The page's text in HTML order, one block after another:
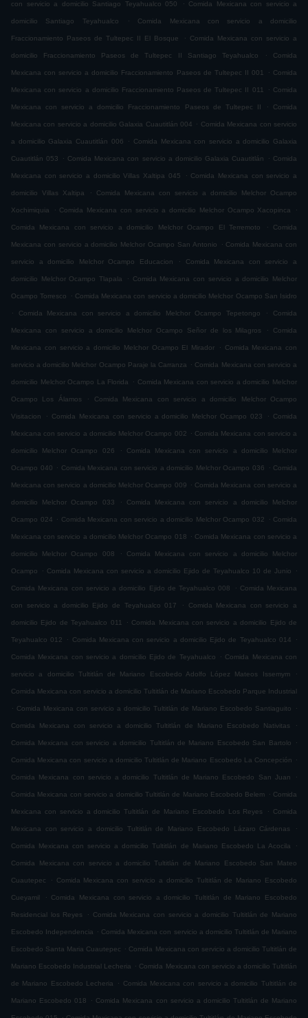
con servicio a domicilio Santiago Teyahualco 050 . Comida Mexicana con servicio a
domicilio Santiago Teyahualco . Comida Mexicana con servicio a domicilio
Fraccionamiento Paseos de Tultepec II El Bosque . Comida Mexicana con servicio a
domicilio Fraccionamiento Paseos de Tultepec II Santiago Teyahualco . Comida
Mexicana con servicio a domicilio Fraccionamiento Paseos de Tultepec II 001 . Comida
Mexicana con servicio a domicilio Fraccionamiento Paseos de Tultepec II 011 . Comida
Mexicana con servicio a domicilio Fraccionamiento Paseos de Tultepec II . Comida
Mexicana con servicio a domicilio Galaxia Cuautitlán 004 . Comida Mexicana con servicio
a domicilio Galaxia Cuautitlán 006 . Comida Mexicana con servicio a domicilio Galaxia
Cuautitlán 053 . Comida Mexicana con servicio a domicilio Galaxia Cuautitlán . Comida
Mexicana con servicio a domicilio Villas Xaltipa 045 . Comida Mexicana con servicio a
domicilio Villas Xaltipa . Comida Mexicana con servicio a domicilio Melchor Ocampo
Xochimiquia . Comida Mexicana con servicio a domicilio Melchor Ocampo Xacopinca .
Comida Mexicana con servicio a domicilio Melchor Ocampo El Terremoto . Comida
Mexicana con servicio a domicilio Melchor Ocampo San Antonio . Comida Mexicana con
servicio a domicilio Melchor Ocampo Educacion . Comida Mexicana con servicio a
domicilio Melchor Ocampo Tlapala . Comida Mexicana con servicio a domicilio Melchor
Ocampo Torresco . Comida Mexicana con servicio a domicilio Melchor Ocampo San Isidro
.
Comida Mexicana con servicio a domicilio Melchor Ocampo Tepetongo . Comida
Mexicana con servicio a domicilio Melchor Ocampo Señor de los Milagros . Comida
Mexicana con servicio a domicilio Melchor Ocampo El Mirador . Comida Mexicana con
servicio a domicilio Melchor Ocampo Paraje la Carranza . Comida Mexicana con servicio a
domicilio Melchor Ocampo La Florida . Comida Mexicana con servicio a domicilio Melchor
Ocampo Los Álamos . Comida Mexicana con servicio a domicilio Melchor Ocampo
Visitacion . Comida Mexicana con servicio a domicilio Melchor Ocampo 023 . Comida
Mexicana con servicio a domicilio Melchor Ocampo 002 . Comida Mexicana con servicio a
domicilio Melchor Ocampo 026 . Comida Mexicana con servicio a domicilio Melchor
Ocampo 040 . Comida Mexicana con servicio a domicilio Melchor Ocampo 036 . Comida
Mexicana con servicio a domicilio Melchor Ocampo 009 . Comida Mexicana con servicio a
domicilio Melchor Ocampo 033 . Comida Mexicana con servicio a domicilio Melchor
Ocampo 024 . Comida Mexicana con servicio a domicilio Melchor Ocampo 032 . Comida
Mexicana con servicio a domicilio Melchor Ocampo 018 . Comida Mexicana con servicio a
domicilio Melchor Ocampo 008 . Comida Mexicana con servicio a domicilio Melchor
Ocampo . Comida Mexicana con servicio a domicilio Ejido de Teyahualco 10 de Junio .
Comida Mexicana con servicio a domicilio Ejido de Teyahualco 008 . Comida Mexicana
con servicio a domicilio Ejido de Teyahualco 017 . Comida Mexicana con servicio a
domicilio Ejido de Teyahualco 011 . Comida Mexicana con servicio a domicilio Ejido de
Teyahualco 012 . Comida Mexicana con servicio a domicilio Ejido de Teyahualco 014 .
Comida Mexicana con servicio a domicilio Ejido de Teyahualco . Comida Mexicana con
servicio a domicilio Tultitlán de Mariano Escobedo Adolfo López Mateos Issemym .
Comida Mexicana con servicio a domicilio Tultitlán de Mariano Escobedo Parque Industrial
. Comida Mexicana con servicio a domicilio Tultitlán de Mariano Escobedo Santiaguito .
Comida Mexicana con servicio a domicilio Tultitlán de Mariano Escobedo Nativitas .
Comida Mexicana con servicio a domicilio Tultitlán de Mariano Escobedo San Bartolo .
Comida Mexicana con servicio a domicilio Tultitlán de Mariano Escobedo La Concepción .
Comida Mexicana con servicio a domicilio Tultitlán de Mariano Escobedo San Juan .
Comida Mexicana con servicio a domicilio Tultitlán de Mariano Escobedo Belem . Comida
Mexicana con servicio a domicilio Tultitlán de Mariano Escobedo Los Reyes . Comida
Mexicana con servicio a domicilio Tultitlán de Mariano Escobedo Lázaro Cárdenas .
Comida Mexicana con servicio a domicilio Tultitlán de Mariano Escobedo La Acocila .
Comida Mexicana con servicio a domicilio Tultitlán de Mariano Escobedo San Mateo
Cuautepec . Comida Mexicana con servicio a domicilio Tultitlán de Mariano Escobedo
Cueyamil . Comida Mexicana con servicio a domicilio Tultitlán de Mariano Escobedo
Residencial los Reyes . Comida Mexicana con servicio a domicilio Tultitlán de Mariano
Escobedo Independencia . Comida Mexicana con servicio a domicilio Tultitlán de Mariano
Escobedo Santa Maria Cuautepec . Comida Mexicana con servicio a domicilio Tultitlán de
Mariano Escobedo Industrial Lecheria . Comida Mexicana con servicio a domicilio Tultitlán
de Mariano Escobedo Lecheria . Comida Mexicana con servicio a domicilio Tultitlán de
Mariano Escobedo 018 . Comida Mexicana con servicio a domicilio Tultitlán de Mariano
.